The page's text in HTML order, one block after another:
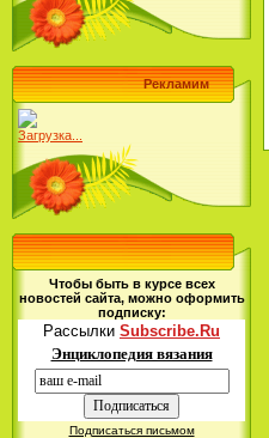
Рекламим
Загрузка...
Чтобы быть в курсе всех
новостей сайта, можно оформить
подписку:
Рассылки Subscribe.Ru
Энциклопедия вязания
Подписаться письмом